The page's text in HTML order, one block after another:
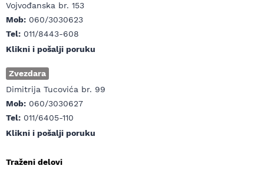
Vojvođanska br. 153
Mob: 060/3030623
Tel: 011/8443-608
Klikni i pošalji poruku
Zvezdara
Dimitrija Tucovića br. 99
Mob: 060/3030627
Tel: 011/6405-110
Klikni i pošalji poruku
Traženi delovi